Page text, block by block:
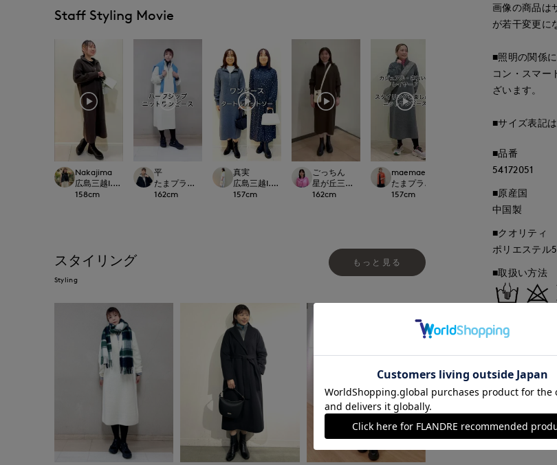
Staff Styling Movie
Nakajima
広島三越I.T.'S.international
158cm
平
たまプラーザ東急I.T.'S.international
162cm
真実
広島三越I.T.'S.international
157cm
ごっちん
星が丘三越I.T.'S.international
162cm
maemae
たまプラーザ東急I.T.'S.international
157cm cm
スタイリング
Styling
もっと見る
画像の商品は
が若干変更に
■照明の関係
コン・スマー
ざいます。
■サイズ表記
■品番
54172051
■原産国
中国製
■クオリティ
ポリエステル
■取扱い方法